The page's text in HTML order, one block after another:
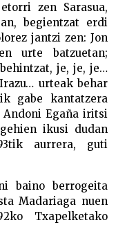
zen Sarasua,
begientzat erdi
jantzi zen: Jon
urte batzuetan;
je, je, je…
urteak behar
gabe kantatzera
Andoni Egaña iritsi
ikusi dudan
aurrera, guti
baino berrogeita
Madariaga nuen
Txapelketako